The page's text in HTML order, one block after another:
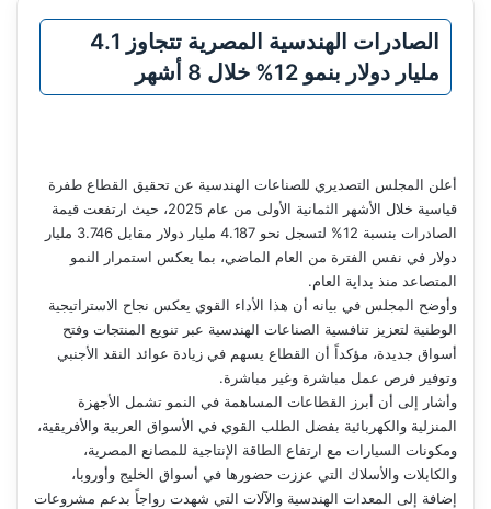
الصادرات الهندسية المصرية تتجاوز 4.1
مليار دولار بنمو 12% خلال 8 أشهر
أعلن المجلس التصديري للصناعات الهندسية عن تحقيق القطاع طفرة
قياسية خلال الأشهر الثمانية الأولى من عام 2025، حيث ارتفعت قيمة
الصادرات بنسبة 12% لتسجل نحو 4.187 مليار دولار مقابل 3.746 مليار
دولار في نفس الفترة من العام الماضي، بما يعكس استمرار النمو
المتصاعد منذ بداية العام.
وأوضح المجلس في بيانه أن هذا الأداء القوي يعكس نجاح الاستراتيجية
الوطنية لتعزيز تنافسية الصناعات الهندسية عبر تنويع المنتجات وفتح
أسواق جديدة، مؤكداً أن القطاع يسهم في زيادة عوائد النقد الأجنبي
وتوفير فرص عمل مباشرة وغير مباشرة.
وأشار إلى أن أبرز القطاعات المساهمة في النمو تشمل الأجهزة
المنزلية والكهربائية بفضل الطلب القوي في الأسواق العربية والأفريقية،
ومكونات السيارات مع ارتفاع الطاقة الإنتاجية للمصانع المصرية،
والكابلات والأسلاك التي عززت حضورها في أسواق الخليج وأوروبا،
إضافة إلى المعدات الهندسية والآلات التي شهدت رواجاً بدعم مشروعات